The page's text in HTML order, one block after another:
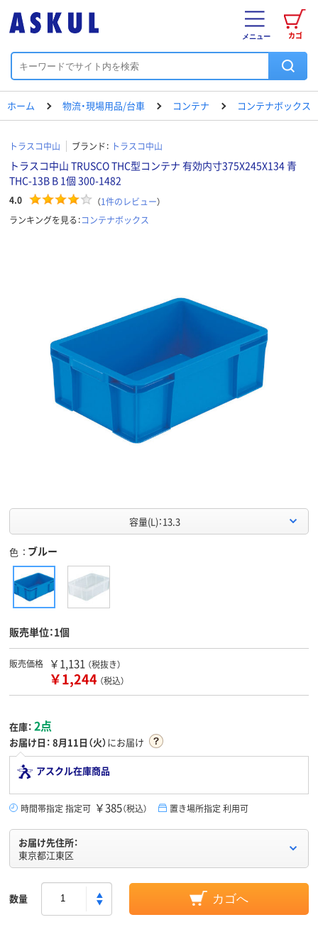
カゴ
メニュー
ホーム 物流・現場用品/台車 コンテナ コンテナボックス
トラスコ中山 ブランド： トラスコ中山
トラスコ中山 TRUSCO THC型コンテナ 有効内寸375X245X134 青
THC-13B B 1個 300-1482
4.0 （1件のレビュー）
ランキングを見る：コンテナボックス
容量(L)：13.3
色 ブルー
販売単位：1個
販売価格 ￥1,131 （税抜き）
￥1,244 （税込）
在庫： 2点
お届け日： 8月11日（火）にお届け
アスクル在庫商品
時間帯指定 指定可 ￥385（税込） 置き場所指定 利用可
お届け先住所：
東京都江東区
数量 カゴへ